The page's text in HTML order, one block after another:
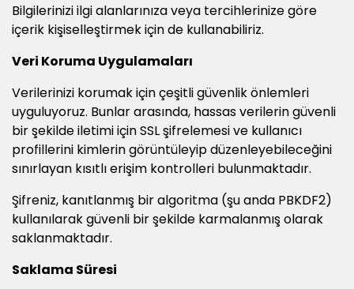
Bilgilerinizi ilgi alanlarınıza veya tercihlerinize göre
içerik kişiselleştirmek için de kullanabiliriz.
Veri Koruma Uygulamaları
Verilerinizi korumak için çeşitli güvenlik önlemleri
uyguluyoruz. Bunlar arasında, hassas verilerin güvenli
bir şekilde iletimi için SSL şifrelemesi ve kullanıcı
profillerini kimlerin görüntüleyip düzenleyebileceğini
sınırlayan kısıtlı erişim kontrolleri bulunmaktadır.
Şifreniz, kanıtlanmış bir algoritma (şu anda PBKDF2)
kullanılarak güvenli bir şekilde karmalanmış olarak
saklanmaktadır.
Saklama Süresi